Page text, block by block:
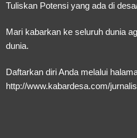
Tuliskan Potensi yang ada di
Mari kabarkan ke seluruh dunia
dunia.
Daftarkan diri Anda melalui
http://www.kabardesa.com/